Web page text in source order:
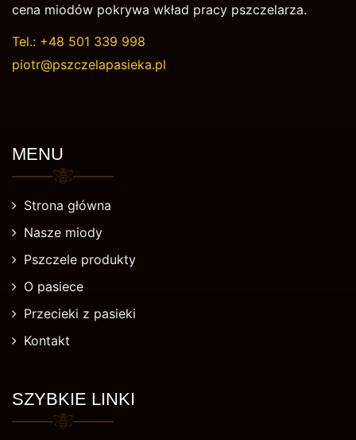
cena miodów pokrywa wkład pracy pszczelarza.
Tel.: +48 501 339 998
piotr@pszczelapasieka.pl
MENU
Strona główna
Nasze miody
Pszczele produkty
O pasiece
Przecieki z pasieki
Kontakt
SZYBKIE LINKI